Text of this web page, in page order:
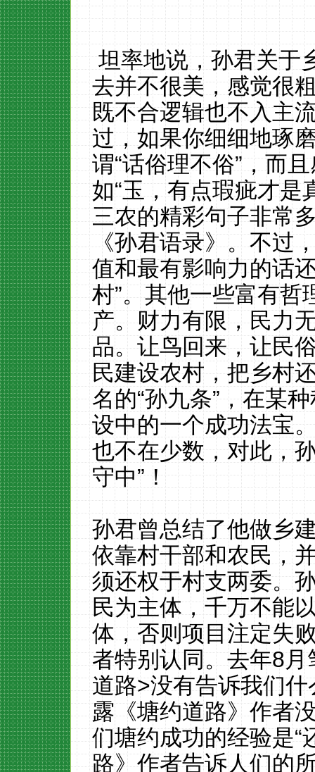
坦率地说，孙君关于
去并不很美，感觉很
既不合逻辑也不入主
过，如果你细细地琢
谓“话俗理不俗”，而
如“玉，有点瑕疵才是
三农的精彩句子非常
《孙君语录》。不过
值和最有影响力的话
村”。其他一些富有哲
产。财力有限，民力
品。让鸟回来，让民
民建设农村，把乡村
名的“孙九条”，在某
设中的一个成功法宝
也不在少数，对此，
守中”！
孙君曾总结了他做乡
依靠村干部和农民，
须还权于村支两委。
民为主体，千万不能
体，否则项目注定失
者特别认同。去年8月
道路>没有告诉我们
露《塘约道路》作者
们塘约成功的经验是“
路》作者告诉人们的